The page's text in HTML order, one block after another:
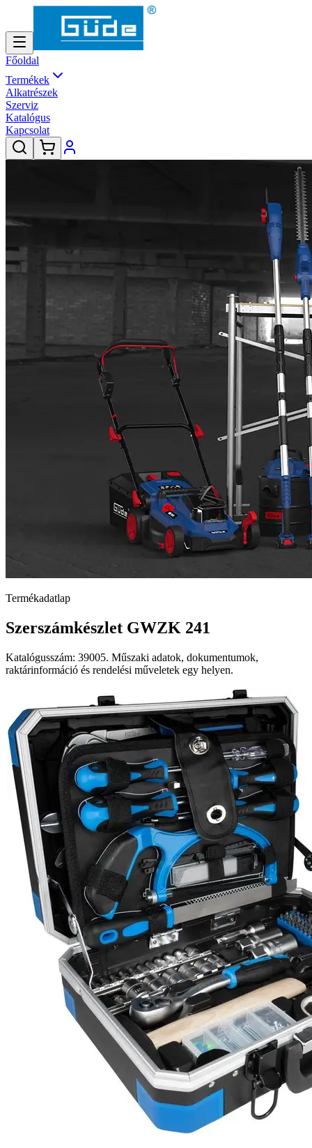
Főoldal
Termékek
Alkatrészek
Szerviz
Katalógus
Kapcsolat
Termékadatlap
Szerszámkészlet GWZK 241
Katalógusszám: 39005. Műszaki adatok, dokumentumok,
raktárinformáció és rendelési műveletek egy helyen.